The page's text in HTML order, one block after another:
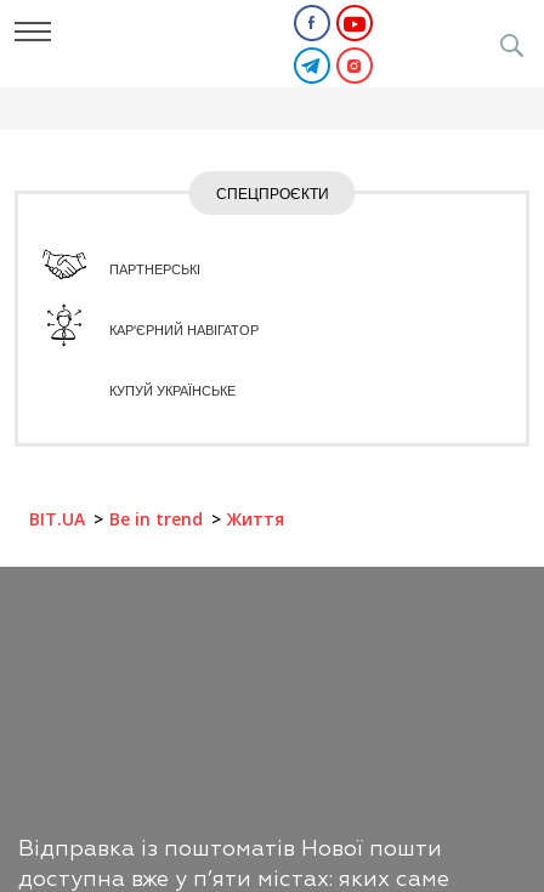
СПЕЦПРОЄКТИ
ПАРТНЕРСЬКІ
КАР'ЄРНИЙ НАВІГАТОР
КУПУЙ УКРАЇНСЬКЕ
BIT.UA Be in trend Життя
Відправка із поштоматів Нової пошти
доступна вже у п’яти містах: яких саме